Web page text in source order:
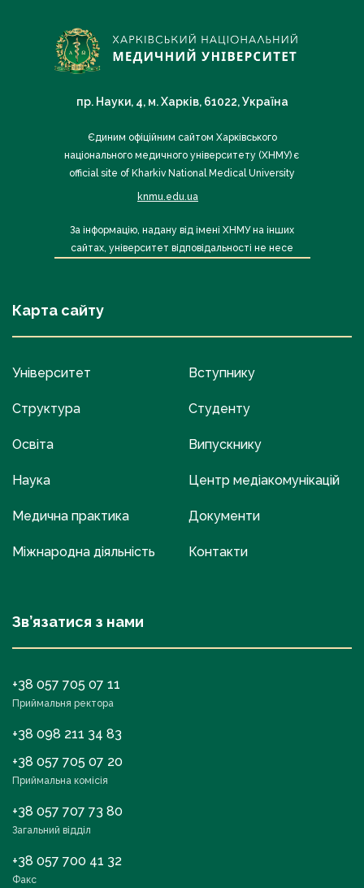
пр. Науки, 4, м. Харків, 61022, Україна
Єдиним офіційним сайтом Харківського
національного медичного університету (ХНМУ) є
official site of Kharkiv National Medical University
knmu.edu.ua
За інформацію, надану від імені ХНМУ на інших
сайтах, університет відповідальності не несе
Карта сайту
Університет
Структура
Освіта
Наука
Медична практика
Міжнародна діяльність
Вступнику
Студенту
Випускнику
Центр медіакомунікацій
Документи
Контакти
Зв’язатися з нами
+38 057 705 07 11
Приймальня ректора
+38 098 211 34 83
+38 057 705 07 20
Приймальна комісія
+38 057 707 73 80
Загальний відділ
+38 057 700 41 32
Факс